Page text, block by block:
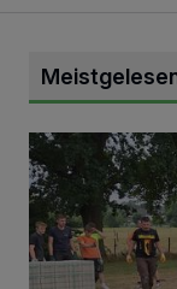
Pünktlich zum